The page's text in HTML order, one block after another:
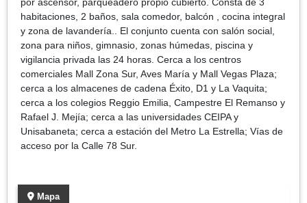
habitaciones, 2 baños, sala comedor, balcón , cocina integral
y zona de lavandería.. El conjunto cuenta con salón social,
zona para niños, gimnasio, zonas húmedas, piscina y
vigilancia privada las 24 horas. Cerca a los centros
comerciales Mall Zona Sur, Aves María y Mall Vegas Plaza;
cerca a los almacenes de cadena Éxito, D1 y La Vaquita;
cerca a los colegios Reggio Emilia, Campestre El Remanso y
Rafael J. Mejía; cerca a las universidades CEIPA y
Unisabaneta; cerca a estación del Metro La Estrella; Vías de
acceso por la Calle 78 Sur.
Mapa